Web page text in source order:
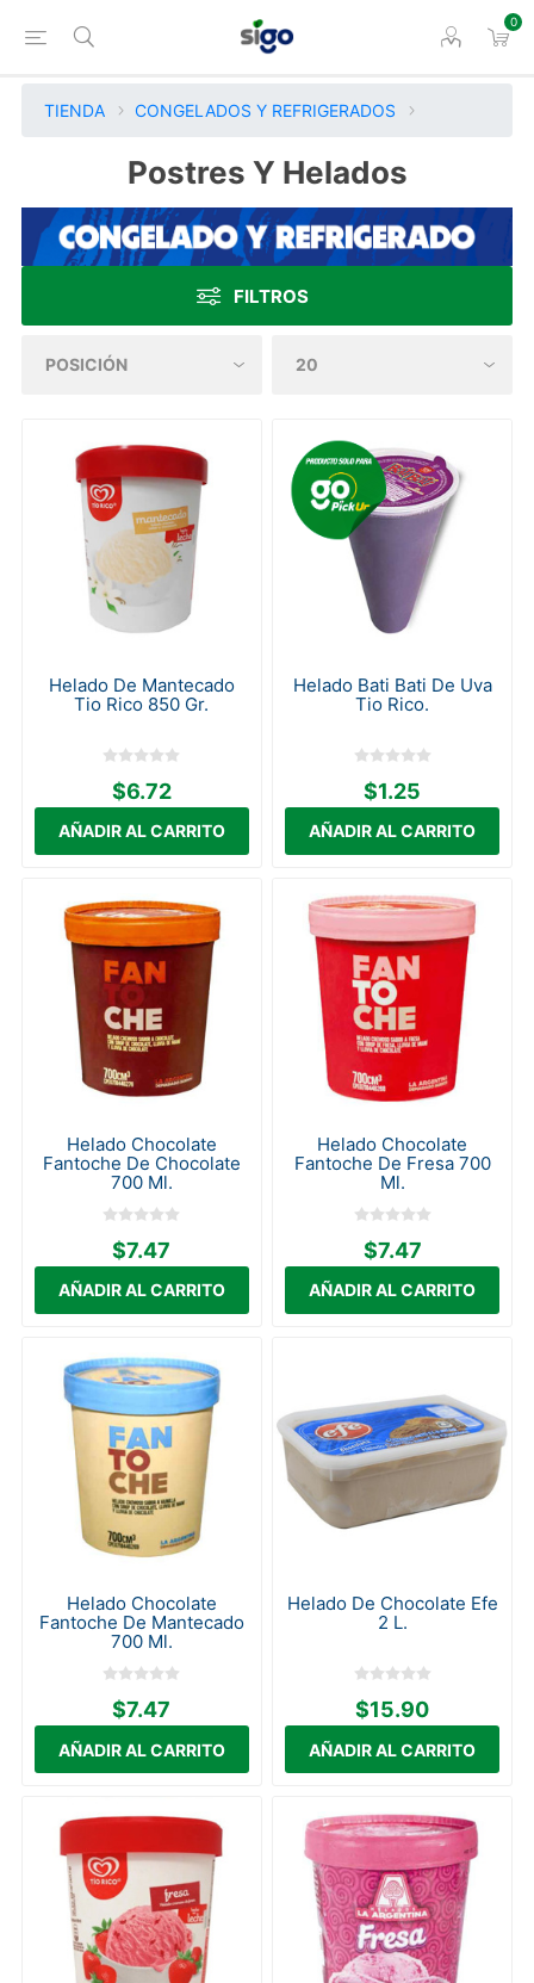
0
TIENDA CONGELADOS Y REFRIGERADOS
Postres Y Helados
FILTROS
Helado De Mantecado
Tio Rico 850 Gr.
$6.72
Helado Bati Bati De Uva
Tio Rico.
$1.25
Helado Chocolate
Fantoche De Chocolate
700 Ml.
$7.47
Helado Chocolate
Fantoche De Fresa 700
Ml.
$7.47
Helado Chocolate
Fantoche De Mantecado
700 Ml.
$7.47
Helado De Chocolate Efe
2 L.
$15.90